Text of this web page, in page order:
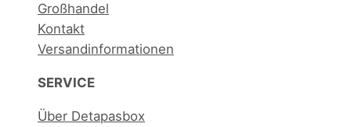
Großhandel
Kontakt
Versandinformationen
SERVICE
Über Detapasbox